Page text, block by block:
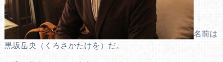
名前は
黒坂岳央（くろさかたけを）だ。